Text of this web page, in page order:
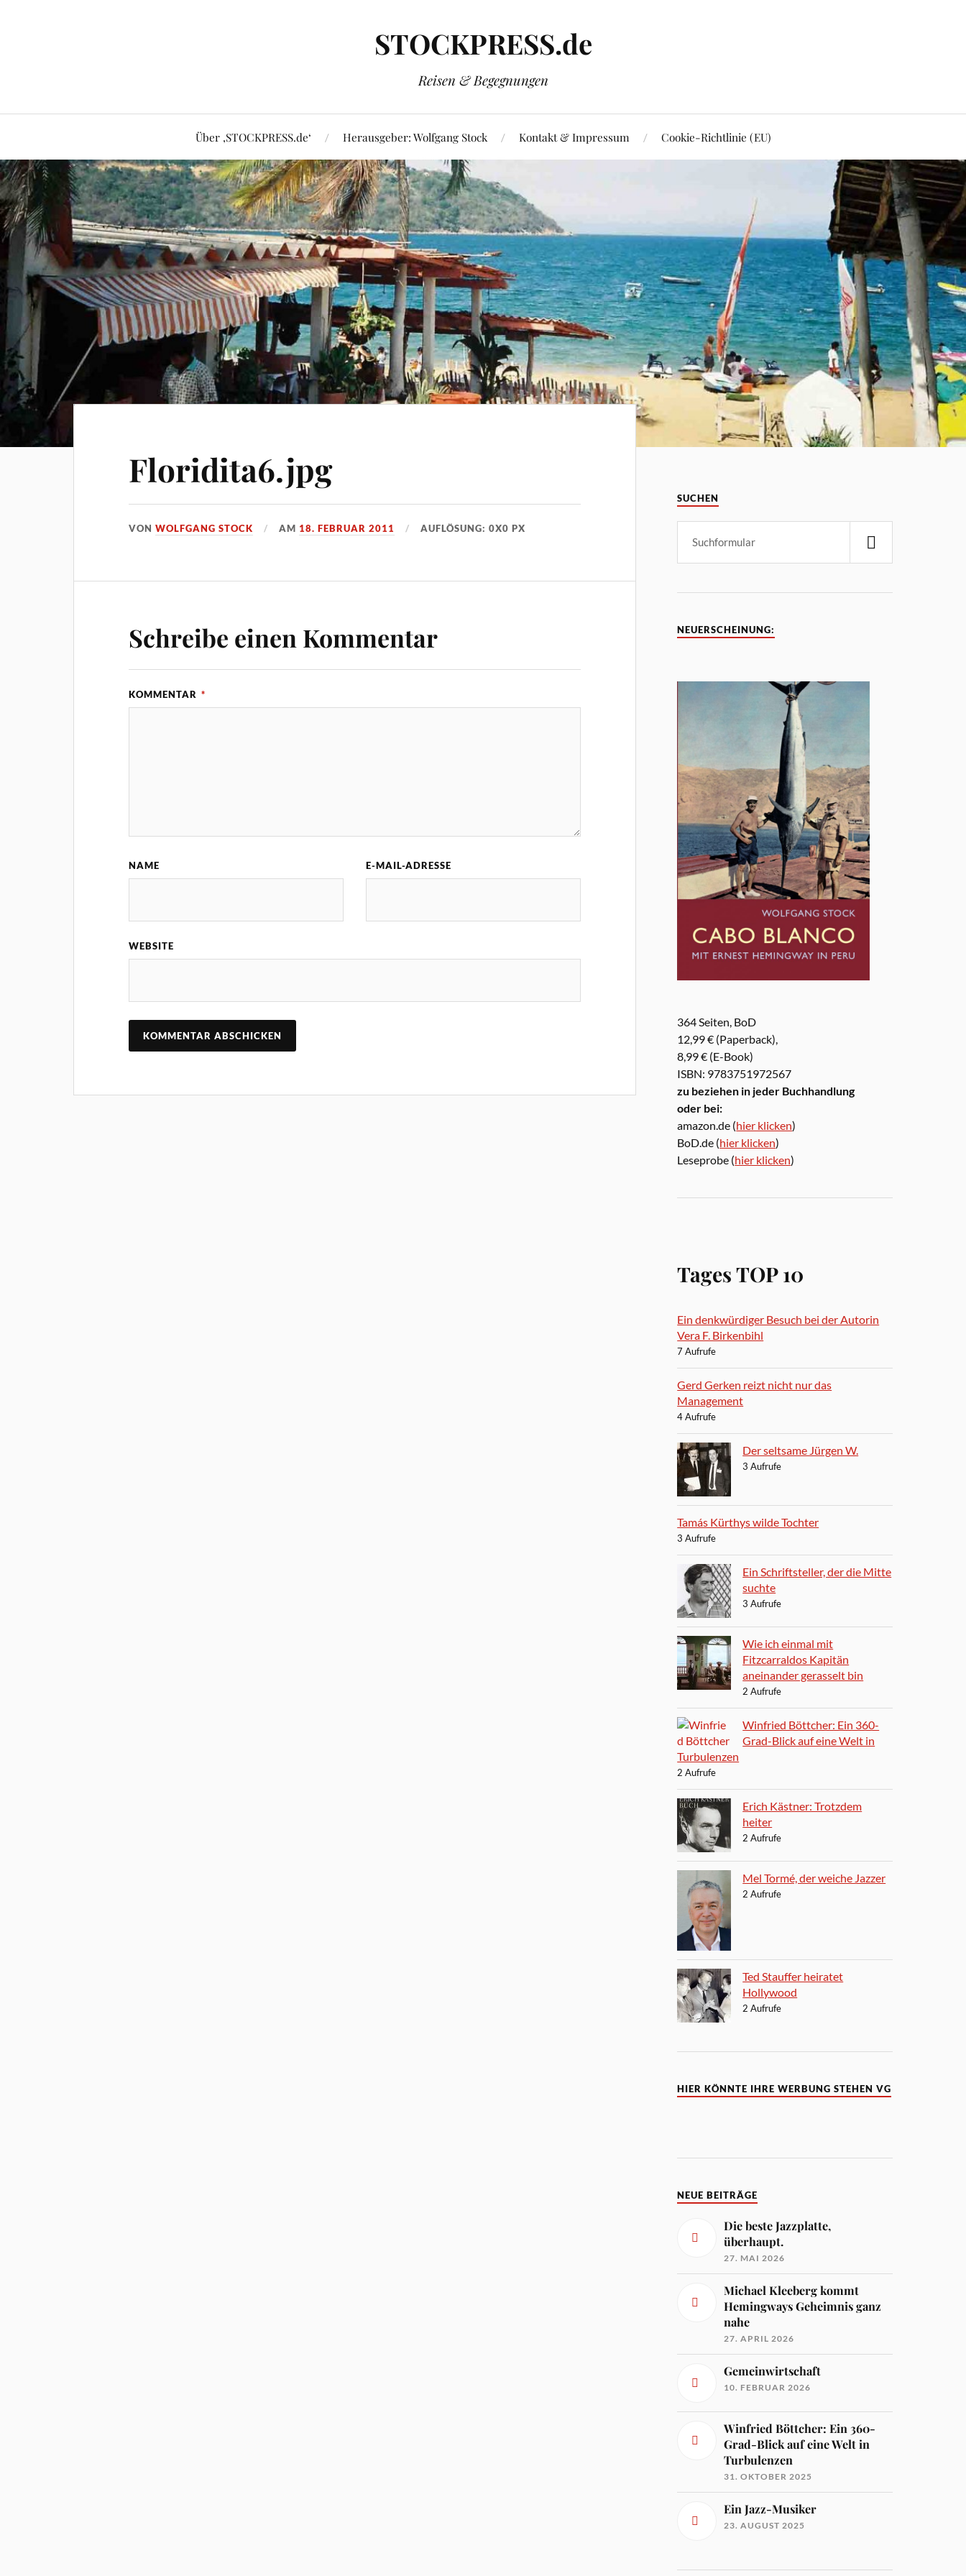
STOCKPRESS.de
Reisen & Begegnungen
Über ‚STOCKPRESS.de‘ Herausgeber: Wolfgang Stock Kontakt & Impressum Cookie-Richtlinie (EU)
Floridita6.jpg
VONWOLFGANG STOCK AM 18. FEBRUAR 2011 AUFLÖSUNG: 0X0 PX
Schreibe einen Kommentar
KOMMENTAR *
NAME E-MAIL-ADRESSE
WEBSITE
SUCHEN
NEUERSCHEINUNG:
364 Seiten, BoD
12,99 € (Paperback),
8,99 € (E-Book)
ISBN: 9783751972567
zu beziehen in jeder Buchhandlung
oder bei:
amazon.de (hier klicken)
BoD.de (hier klicken)
Leseprobe (hier klicken)
Tages TOP 10
Ein denkwürdiger Besuch bei der Autorin
Vera F. Birkenbihl
7 Aufrufe
Gerd Gerken reizt nicht nur das
Management
4 Aufrufe
Der seltsame Jürgen W.
3 Aufrufe
Tamás Kürthys wilde Tochter
3 Aufrufe
Ein Schriftsteller, der die Mitte
suchte
3 Aufrufe
Wie ich einmal mit
Fitzcarraldos Kapitän
aneinander gerasselt bin
2 Aufrufe
Winfried Böttcher: Ein 360-
Grad-Blick auf eine Welt in
Turbulenzen
2 Aufrufe
Erich Kästner: Trotzdem
heiter
2 Aufrufe
Mel Tormé, der weiche Jazzer
2 Aufrufe
Ted Stauffer heiratet
Hollywood
2 Aufrufe
HIER KÖNNTE IHRE WERBUNG STEHEN VG
NEUE BEITRÄGE
Die beste Jazzplatte,
überhaupt.
27. MAI 2026
Michael Kleeberg kommt
Hemingways Geheimnis ganz
nahe
27. APRIL 2026
Gemeinwirtschaft
10. FEBRUAR 2026
Winfried Böttcher: Ein 360-
Grad-Blick auf eine Welt in
Turbulenzen
31. OKTOBER 2025
Ein Jazz-Musiker
23. AUGUST 2025